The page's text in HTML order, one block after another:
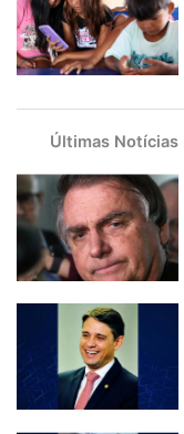
Últimas Notícias